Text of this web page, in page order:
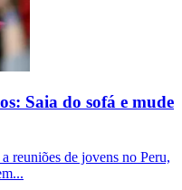
Saia do sofá e mude
reuniões de jovens no Peru,